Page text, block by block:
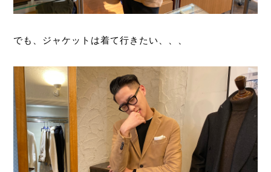
でも、ジャケットは着て行きたい、、、